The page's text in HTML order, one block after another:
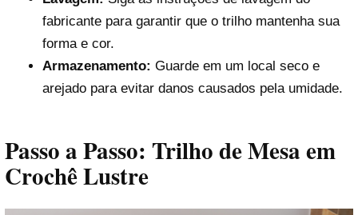
fabricante para garantir que o trilho mantenha sua
forma e cor.
Armazenamento: Guarde em um local seco e
arejado para evitar danos causados pela umidade.
Passo a Passo: Trilho de Mesa em
Crochê Lustre